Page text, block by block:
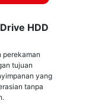
HDD
perekaman
tujuan
yang
tanpa